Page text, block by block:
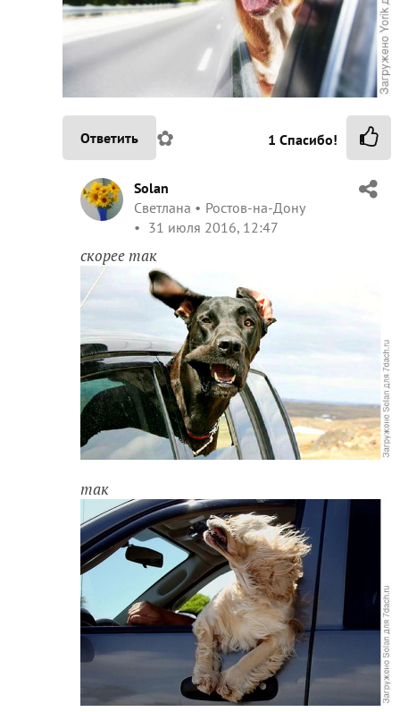
Ответить ✿ 1 Спасибо!
Solan
Светлана
Ростов-на-Дону
31 июля 2016, 12:47
скорее так
так